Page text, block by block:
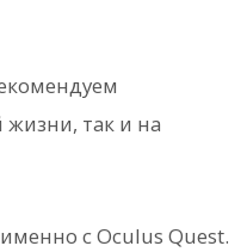
жизни, так и на
с Oculus Quest.